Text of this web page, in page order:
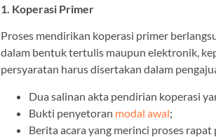
1. Koperasi Primer
Proses mendirikan koperasi primer
dalam bentuk tertulis maupun elektronik,
persyaratan harus disertakan dalam
Dua salinan akta pendirian koperasi
Bukti penyetoran modal awal;
Berita acara yang merinci proses